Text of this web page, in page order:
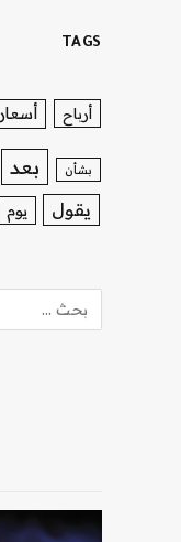
TAGS
أرباح أسعار
بشأن بعد
يقول يوم